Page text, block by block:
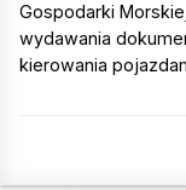
Gospodarki
wydawania
kierowania